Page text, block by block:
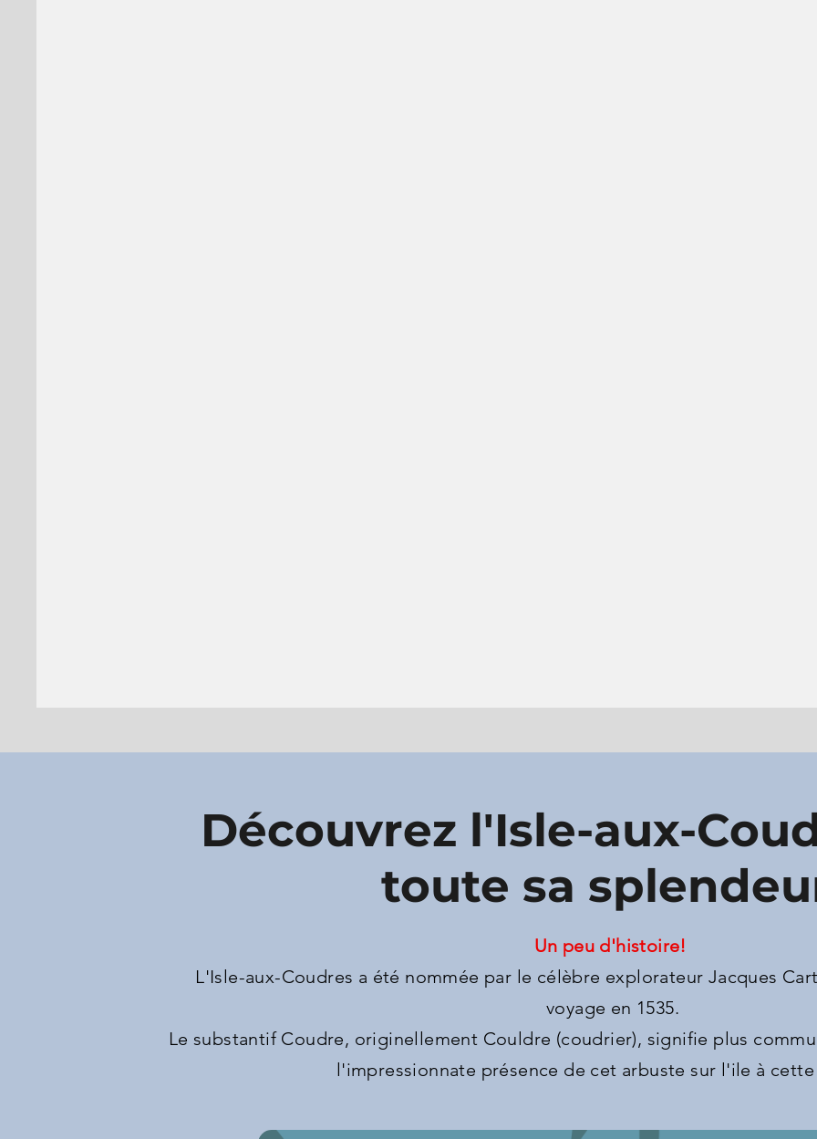
Découvrez l'Isle-aux-
toute sa
Un peu d'histoire!
L'Isle-aux-Coudres a été nommée par le célèbre explorateur Jacques
voyage en 1535.
Le substantif Coudre, originellement Couldre (coudrier), signifie plus
l'impressionnate présence de cet arbuste sur l'ile à